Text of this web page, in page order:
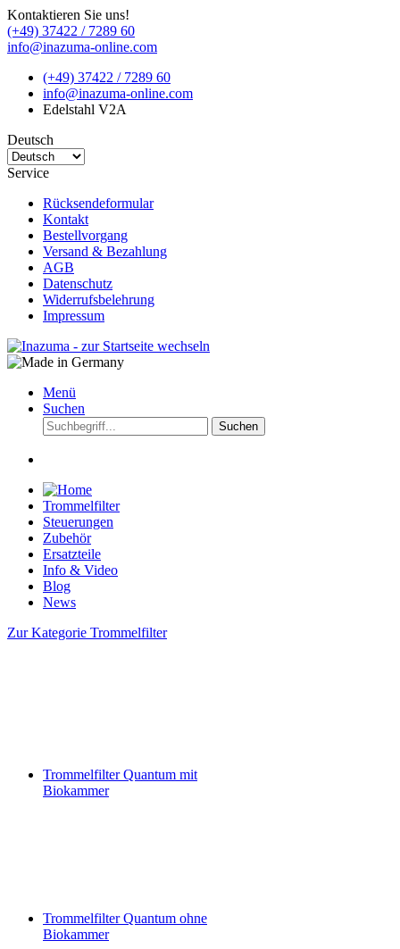
Kontaktieren Sie uns!
(+49) 37422 / 7289 60
info@inazuma-online.com
(+49) 37422 / 7289 60
info@inazuma-online.com
Edelstahl V2A
Deutsch
Service
Rücksendeformular
Kontakt
Bestellvorgang
Versand & Bezahlung
AGB
Datenschutz
Widerrufsbelehrung
Impressum
Menü
Suchen
Suchen
Trommelfilter
Steuerungen
Zubehör
Ersatzteile
Info & Video
Blog
News
Zur Kategorie Trommelfilter
Trommelfilter Quantum mit
Biokammer
Trommelfilter Quantum ohne
Biokammer